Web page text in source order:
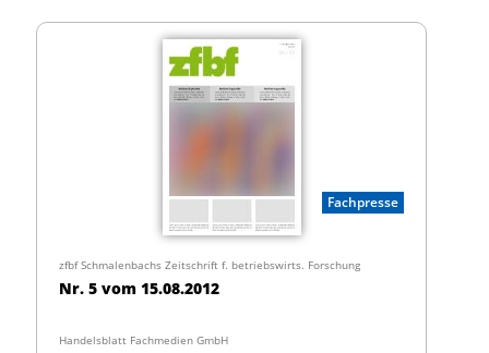
Fachpresse
zfbf Schmalenbachs Zeitschrift f. betriebswirts. Forschung
Nr. 5 vom 15.08.2012
Handelsblatt Fachmedien GmbH